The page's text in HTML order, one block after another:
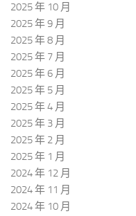
2025 年 10 月
2025 年 9 月
2025 年 8 月
2025 年 7 月
2025 年 6 月
2025 年 5 月
2025 年 4 月
2025 年 3 月
2025 年 2 月
2025 年 1 月
2024 年 12 月
2024 年 11 月
2024 年 10 月